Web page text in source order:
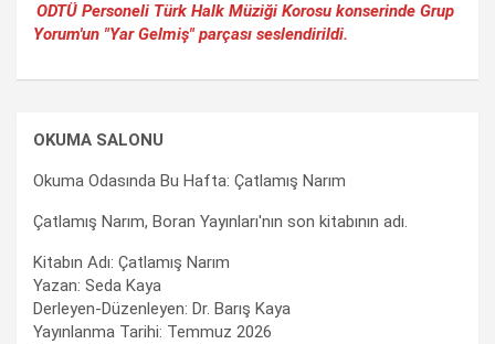
ODTÜ Personeli Türk Halk Müziği Korosu konserinde Grup
Yorum'un "Yar Gelmiş" parçası seslendirildi.
OKUMA SALONU
Okuma Odasında Bu Hafta: Çatlamış Narım
Çatlamış Narım, Boran Yayınları'nın son kitabının adı.
Kitabın Adı: Çatlamış Narım
Yazan: Seda Kaya
Derleyen-Düzenleyen: Dr. Barış Kaya
Yayınlanma Tarihi: Temmuz 2026